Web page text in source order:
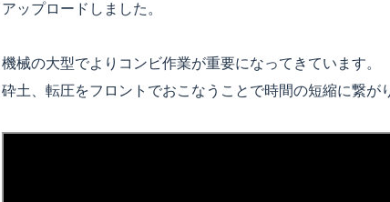
アップロードしました。
機械の大型でよりコンビ作業が重要になってきています。
砕土、転圧をフロントでおこなうことで時間の短縮に繋が